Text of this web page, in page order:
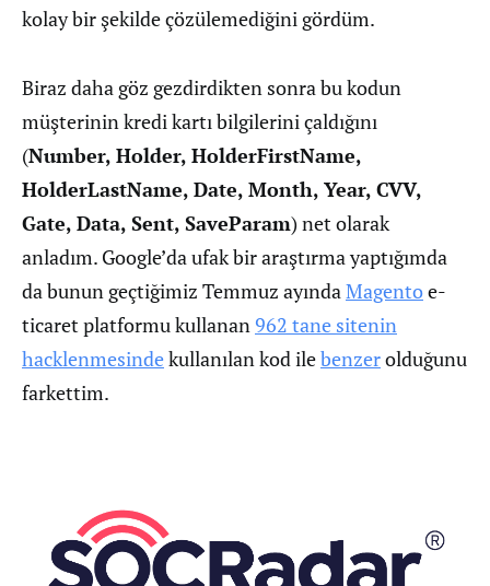
kolay bir şekilde çözülemediğini gördüm.
Biraz daha göz gezdirdikten sonra bu kodun
müşterinin kredi kartı bilgilerini çaldığını
(Number, Holder, HolderFirstName,
HolderLastName, Date, Month, Year, CVV,
Gate, Data, Sent, SaveParam) net olarak
anladım. Google’da ufak bir araştırma yaptığımda
da bunun geçtiğimiz Temmuz ayındaMagentoe-
ticaret platformu kullanan962 tane sitenin
hacklenmesindekullanılan kod ilebenzerolduğunu
farkettim.